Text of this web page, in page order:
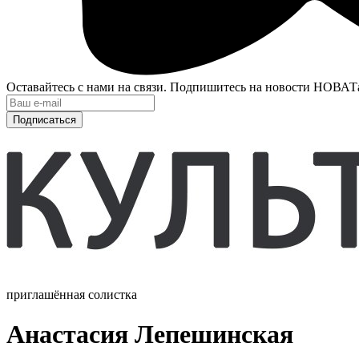
Оставайтесь с нами на связи. Подпишитесь на новости
Подписаться
приглашённая солистка
Анастасия Лепешинская